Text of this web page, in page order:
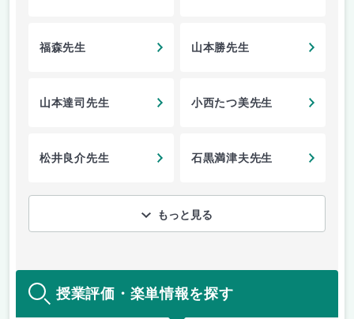
福森先生 山本勝先生
山本達司先生 小西たつ美先生
松井良介先生 石黒満津夫先生
もっと見る
授業評価・楽単情報を探す